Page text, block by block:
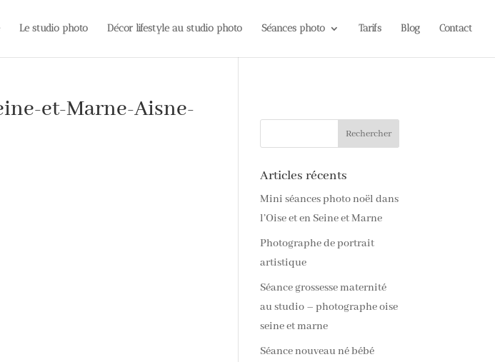
Le studio photo Décor lifestyle au studio photo Séances photo Tarifs Blog Contact
et-Marne-Aisne-
Articles récents
Mini séances photo noël dans
l’Oise et en Seine et Marne
Photographe de portrait
artistique
Séance grossesse maternité
au studio – photographe oise
seine et marne
Séance nouveau né bébé